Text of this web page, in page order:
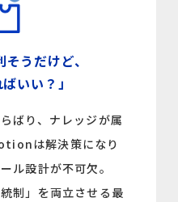
うだけど、
いい？」
ばり、ナレッジが属
は解決策になり
ル設計が不可欠。
制」を両立させる最